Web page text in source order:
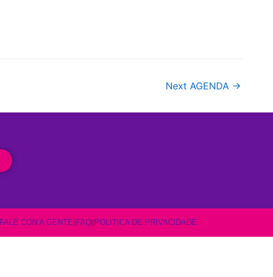
Next AGENDA →
FALE CON A GENTE FAQ POLITICA DE PRIVACIDADE